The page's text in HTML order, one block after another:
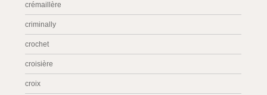
crémaillère
criminally
crochet
croisière
croix